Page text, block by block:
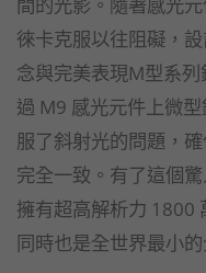
徠卡克服以往阻礙，
念與完美表現M型系
過 M9 感光元件上微
服了斜射光的問題，
完全一致。有了這個
擁有超高解析力 1800
同時也是全世界最小